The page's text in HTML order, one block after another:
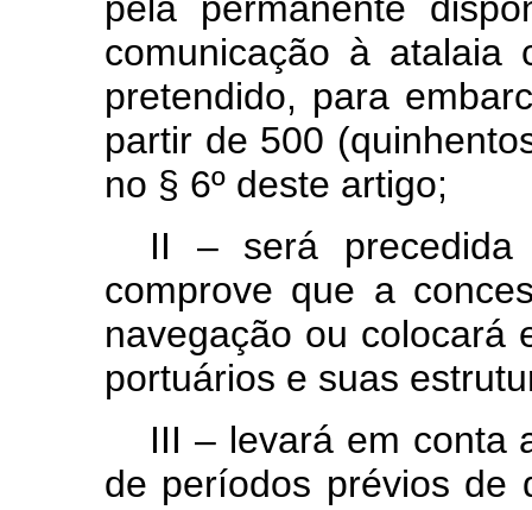
comunicação à atalaia
pretendido, para
partir de 500
no § 6º deste artigo;
II – será
comprove que a
navegação ou colocará
portuários e suas
III – levará em conta
de períodos prévios de